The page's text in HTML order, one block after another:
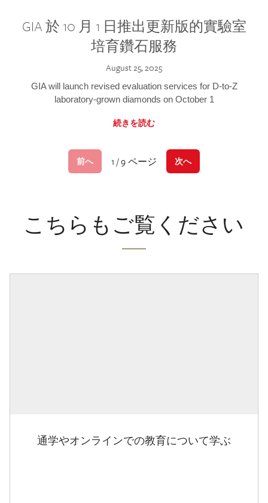
GIA 於 10 月 1 日推出更新版的實驗室
培育鑽石服務
August 25, 2025
GIA will launch revised evaluation services for D-to-Z
laboratory-grown diamonds on October 1
続きを読む
前へ 1 / 9 ページ 次へ
こちらもご覧ください
通学やオンラインでの教育について学ぶ